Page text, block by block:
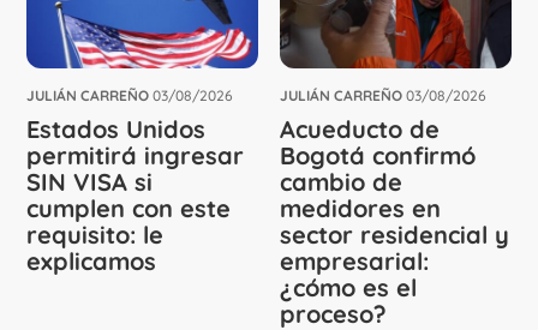
JULIÁN CARREÑO 03/08/2026
Estados Unidos
permitirá ingresar
SIN VISA si
cumplen con este
requisito: le
explicamos
JULIÁN CARREÑO 03/08/2026
Acueducto de
Bogotá confirmó
cambio de
medidores en
sector residencial y
empresarial:
¿cómo es el
proceso?